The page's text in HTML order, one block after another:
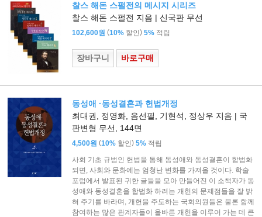
찰스 해돈 스펄전의 메시지 시리즈
찰스 해돈 스펄전 지음 | 신국판 무선
102,600원 (10% 할인) 5% 적립
장바구니 바로구매
동성애 ·동성결혼과 헌법개정
최대권, 정영화, 음선필, 기현석, 정상우 지음 | 국
판변형 무선, 144면
4,500원 (10% 할인) 5% 적립
사회 기초 규범인 헌법을 통해 동성애와 동성결혼이 합법화
되면, 사회와 문화에는 엄청난 변화를 가져올 것이다. 학술
포럼에서 발표된 귀한 글들을 모아 만들어진 이 소책자가 동
성애와 동성결혼을 합법화 하려는 개헌의 문제점들을 잘 밝
혀 주기를 바라며, 개헌을 주도하는 국회의원들은 물론 함께
참여하는 많은 관계자들이 올바른 개헌을 이루어 가는 데 큰